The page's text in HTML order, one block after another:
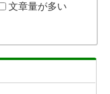
文章量が多い